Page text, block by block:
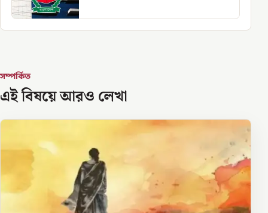
সম্পর্কিত
এই বিষয়ে আরও লেখা